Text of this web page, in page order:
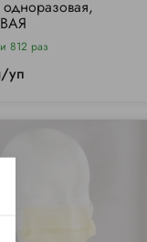
812 раз
уп